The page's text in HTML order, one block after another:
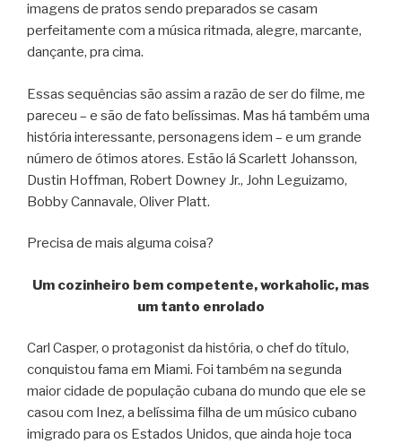
imagens de pratos sendo preparados se casam
perfeitamente com a música ritmada, alegre, marcante,
dançante, pra cima.
Essas sequências são assim a razão de ser do filme, me
pareceu – e são de fato belíssimas. Mas há também uma
história interessante, personagens idem – e um grande
número de ótimos atores. Estão lá Scarlett Johansson,
Dustin Hoffman, Robert Downey Jr., John Leguizamo,
Bobby Cannavale, Oliver Platt.
Precisa de mais alguma coisa?
Um cozinheiro bem competente, workaholic, mas
um tanto enrolado
Carl Casper, o protagonist da história, o chef do título,
conquistou fama em Miami. Foi também na segunda
maior cidade de população cubana do mundo que ele se
casou com Inez, a belíssima filha de um músico cubano
imigrado para os Estados Unidos, que ainda hoje toca